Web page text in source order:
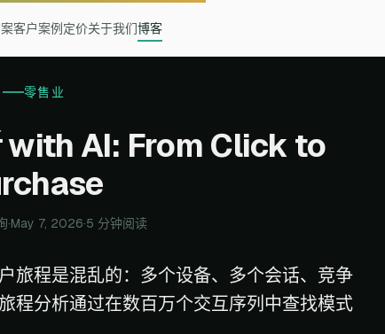
客户案例定价关于我们博客
零售业
with AI: From Click to
·May 7, 2026·5 分钟阅读
旅程是混乱的：多个设备、多个会话、竞争
程分析通过在数百万个交互序列中查找模式